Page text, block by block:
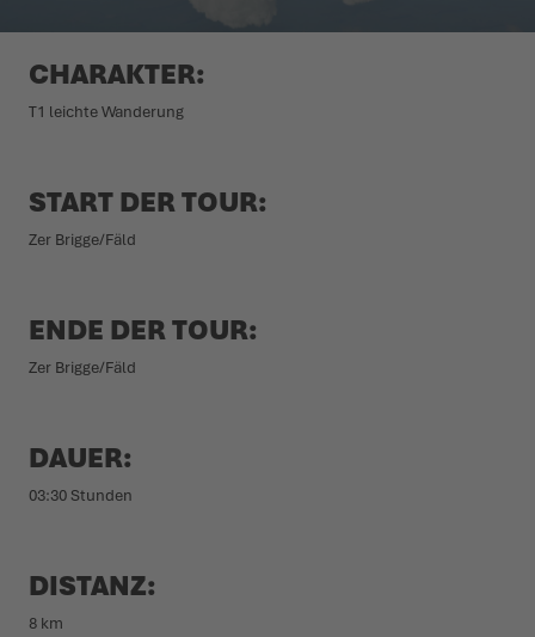
LOWA PROFESSIONAL
LOWA PROFESSIONAL
ZIEH LOS, ERLEBE MEHR!
RUFEN
PODCAST
KARRIERE
CHARAKTER:
T1 leichte Wanderung
START DER TOUR:
Zer Brigge/Fäld
ENDE DER TOUR:
Zer Brigge/Fäld
DAUER:
03:30 Stunden
DISTANZ:
8 km